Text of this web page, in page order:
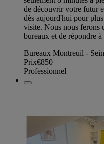
de découvrir votre futur
dès aujourd'hui pour
visite. Nous nous ferons
bureaux et de répondre
Bureaux Montreuil -
Prix€850
Professionnel